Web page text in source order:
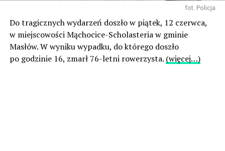
fot. Policja
Do tragicznych wydarzeń doszło w piątek, 12 czerwca,
w miejscowości Mąchocice-Scholasteria w gminie
Masłów. W wyniku wypadku, do którego doszło
po godzinie 16, zmarł 76-letni rowerzysta. (więcej…)